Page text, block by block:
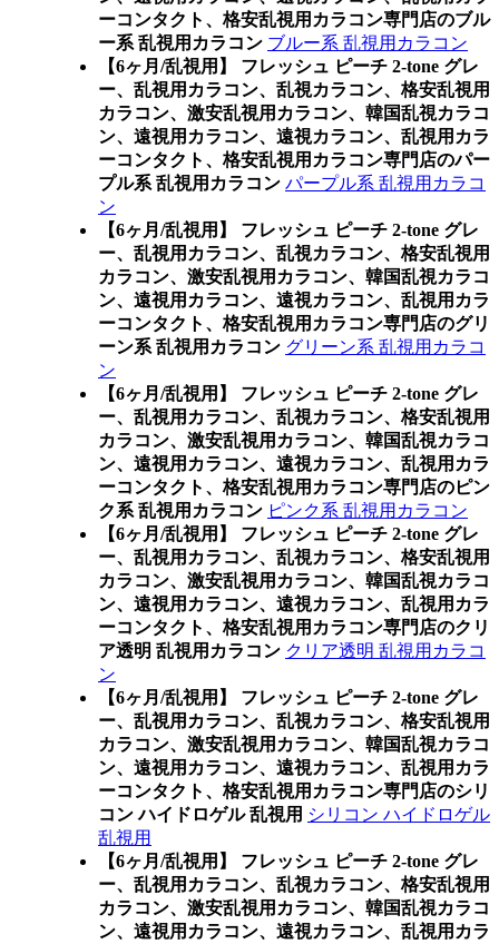
ーコンタクト、格安乱視用カラコン専門店のブル
ー系 乱視用カラコン ブルー系 乱視用カラコン
【6ヶ月/乱視用】 フレッシュ ピーチ 2-tone グレ
ー、乱視用カラコン、乱視カラコン、格安乱視用
カラコン、激安乱視用カラコン、韓国乱視カラコ
ン、遠視用カラコン、遠視カラコン、乱視用カラ
ーコンタクト、格安乱視用カラコン専門店のパー
プル系 乱視用カラコン パープル系 乱視用カラコ
ン
【6ヶ月/乱視用】 フレッシュ ピーチ 2-tone グレ
ー、乱視用カラコン、乱視カラコン、格安乱視用
カラコン、激安乱視用カラコン、韓国乱視カラコ
ン、遠視用カラコン、遠視カラコン、乱視用カラ
ーコンタクト、格安乱視用カラコン専門店のグリ
ーン系 乱視用カラコン グリーン系 乱視用カラコ
ン
【6ヶ月/乱視用】 フレッシュ ピーチ 2-tone グレ
ー、乱視用カラコン、乱視カラコン、格安乱視用
カラコン、激安乱視用カラコン、韓国乱視カラコ
ン、遠視用カラコン、遠視カラコン、乱視用カラ
ーコンタクト、格安乱視用カラコン専門店のピン
ク系 乱視用カラコン ピンク系 乱視用カラコン
【6ヶ月/乱視用】 フレッシュ ピーチ 2-tone グレ
ー、乱視用カラコン、乱視カラコン、格安乱視用
カラコン、激安乱視用カラコン、韓国乱視カラコ
ン、遠視用カラコン、遠視カラコン、乱視用カラ
ーコンタクト、格安乱視用カラコン専門店のクリ
ア透明 乱視用カラコン クリア透明 乱視用カラコ
ン
【6ヶ月/乱視用】 フレッシュ ピーチ 2-tone グレ
ー、乱視用カラコン、乱視カラコン、格安乱視用
カラコン、激安乱視用カラコン、韓国乱視カラコ
ン、遠視用カラコン、遠視カラコン、乱視用カラ
ーコンタクト、格安乱視用カラコン専門店のシリ
コン ハイドロゲル 乱視用 シリコン ハイドロゲル
乱視用
【6ヶ月/乱視用】 フレッシュ ピーチ 2-tone グレ
ー、乱視用カラコン、乱視カラコン、格安乱視用
カラコン、激安乱視用カラコン、韓国乱視カラコ
ン、遠視用カラコン、遠視カラコン、乱視用カラ